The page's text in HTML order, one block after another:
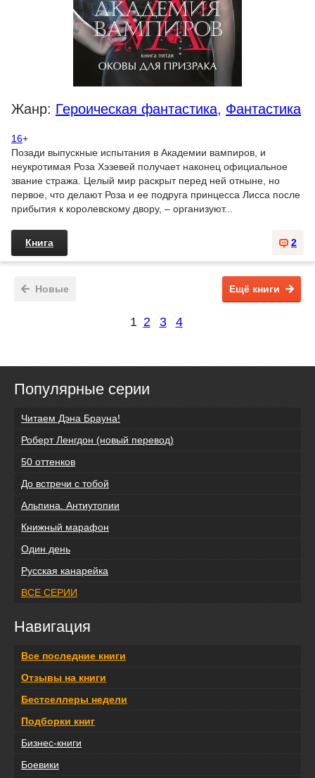
Жанр: Героическая фантастика, Фантастика
16+
Позади выпускные испытания в Академии вампиров, и
неукротимая Роза Хэзевей получает наконец официальное
звание стража. Целый мир раскрыт перед ней отныне, но
первое, что делают Роза и ее подруга принцесса Лисса после
прибытия к королевскому двору, – организуют...
2
Книга
Новые Ещё книги
1 2 3 4
Популярные серии
Читаем Дэна Брауна!
Роберт Ленгдон (новый перевод)
50 оттенков
До встречи с тобой
Альпина. Антиутопии
Книжный марафон
Один день
Русская канарейка
ВСЕ СЕРИИ
Навигация
Все последние книги
Отзывы на книги
Бестселлеры недели
Подборки книг
Бизнес-книги
Боевики